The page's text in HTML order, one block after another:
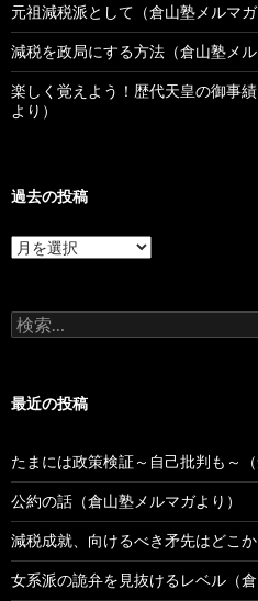
元祖減税派として（倉山塾メルマガ
減税を政局にする方法（倉山塾メル
楽しく覚えよう！歴代天皇の御事
より）
過去の投稿
過
去
稿
検
索:
最近の投稿
たまには政策検証～自己批判も～（
公約の話（倉山塾メルマガより）
減税成就、向けるべき矛先はどこ
女系派の詭弁を見抜けるレベル（倉